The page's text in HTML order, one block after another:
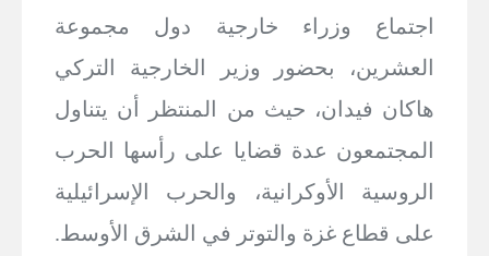
اجتماع وزراء خارجية دول مجموعة
العشرين، بحضور وزير الخارجية التركي
هاكان فيدان، حيث من المنتظر أن يتناول
المجتمعون عدة قضايا على رأسها الحرب
الروسية الأوكرانية، والحرب الإسرائيلية
على قطاع غزة والتوتر في الشرق الأوسط.